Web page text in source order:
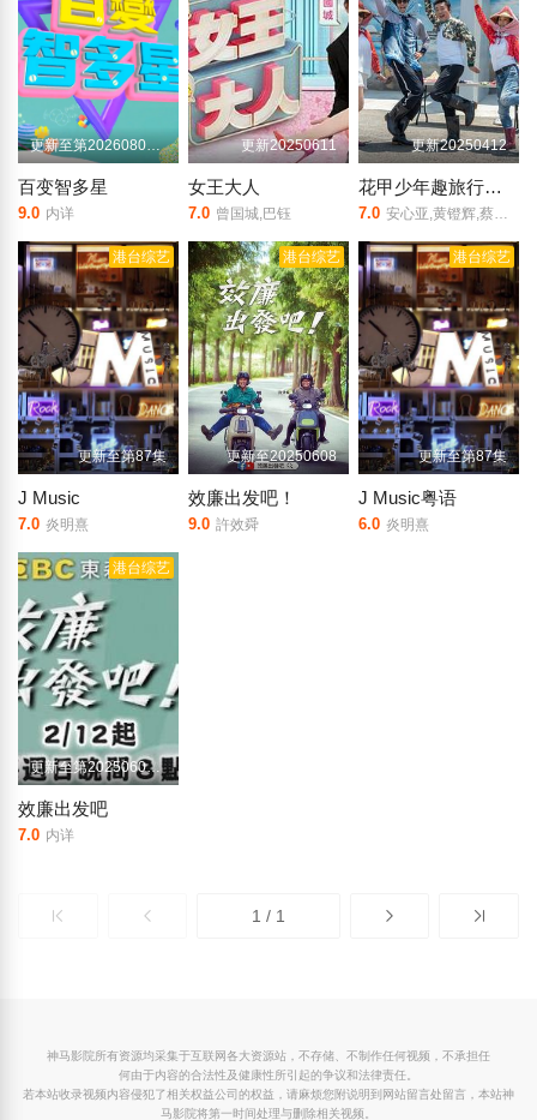
更新至第20260806期
百变智多星
9.0 内详
更新20250611
女王大人
7.0 曾国城,巴钰
更新20250412
花甲少年趣旅行第四季
7.0 安心亚,黄镫辉,蔡秋凤,游安顺,李?,郁方,风田,方志友,何笃霖,张秀卿,宋柏纬,孙可芳,伊正,林美秀,陈汉典,黄姵嘉
港台综艺
更新至第87集
J Music
7.0 炎明熹
港台综艺
更新至20250608
效廉出发吧！
9.0 許效舜
港台综艺
更新至第87集
J Music粤语
6.0 炎明熹
港台综艺
更新至第20250608期
效廉出发吧
7.0 内详
1 / 1
神马影院所有资源均采集于互联网各大资源站，不存储、不制作任何视频，不承担任
何由于内容的合法性及健康性所引起的争议和法律责任。
若本站收录视频内容侵犯了相关权益公司的权益，请麻烦您附说明到网站留言处留言，本站神
马影院将第一时间处理与删除相关视频。